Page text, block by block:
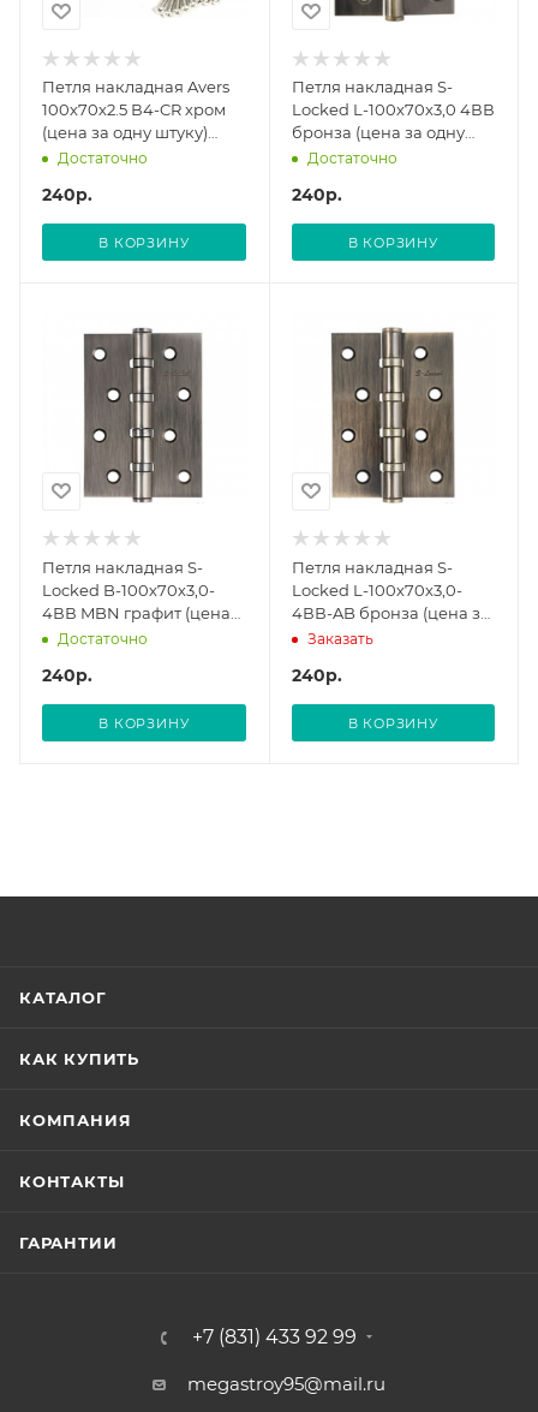
Петля накладная Avers
100х70х2.5 В4-CR хром
(цена за одну штуку)
(12/96)
Достаточно
240р.
В КОРЗИНУ
Петля накладная S-
Locked L-100х70х3,0 4ВВ
бронза (цена за одну
штуку) 116080
Достаточно
240р.
В КОРЗИНУ
Петля накладная S-
Locked B-100х70х3,0-
4ВВ MBN графит (цена
за одну штуку) 121328
Достаточно
240р.
В КОРЗИНУ
Петля накладная S-
Locked L-100х70х3,0-
4ВВ-AB бронза (цена за
одну штуку) 120274
Заказать
240р.
В КОРЗИНУ
КАТАЛОГ
КАК КУПИТЬ
КОМПАНИЯ
КОНТАКТЫ
ГАРАНТИИ
+7 (831) 433 92 99
megastroy95@mail.ru